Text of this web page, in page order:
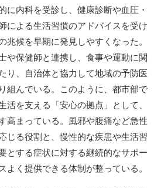
に内科を受診し、健康診断や血圧・
による生活習慣のアドバイスを受け
兆候を早期に発見しやすくなった。
や保健師と連携し、食事や運動に関
り、自治体と協力して地域の予防医
組んでいる。このように、都市部で
活を支える「安心の拠点」として、
高まっている。風邪や腹痛など急性
じる役割と、慢性的な疾患や生活習
とする症状に対する継続的なサポー
よく提供できる体制が整っている。